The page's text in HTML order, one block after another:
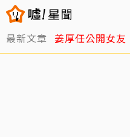
最新文章 姜厚任公開女友